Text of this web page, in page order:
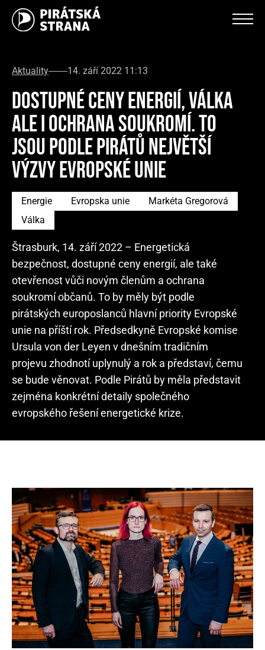
Aktuality 14. září 2022 11:13
DOSTUPNÉ CENY ENERGIÍ, VÁLKA
ALE I OCHRANA SOUKROMÍ. TO
JSOU PODLE PIRÁTŮ NEJVĚTŠÍ
VÝZVY EVROPSKÉ UNIE
Energie Evropska unie
Markéta Gregorová
Válka
Štrasburk, 14. září 2022 – Energetická
bezpečnost, dostupné ceny energií, ale také
otevřenost vůči novým členům a ochrana
soukromí občanů. To by měly být podle
pirátských europoslanců hlavní priority Evropské
unie na příští rok. Předsedkyně Evropské komise
Ursula von der Leyen v dnešním tradičním
projevu zhodnotí uplynulý a rok a představí, čemu
se bude věnovat. Podle Pirátů by měla představit
zejména konkrétní detaily společného
evropského řešení energetické krize.